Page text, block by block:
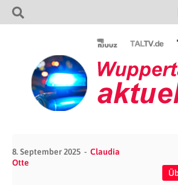
8. September 2025
Claudia
Otte